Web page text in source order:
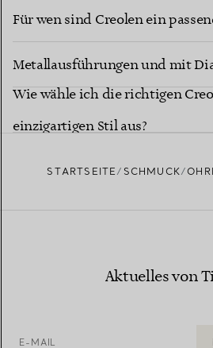
Für wen sind Creolen ein
Sind Tiffany Creolen in
Metallausführungen und mit
erhältlich?
Wie wähle ich die richtigen
einzigartigen Stil aus?
STARTSEITE SCHMUCK
Aktuelles von
E-MAIL